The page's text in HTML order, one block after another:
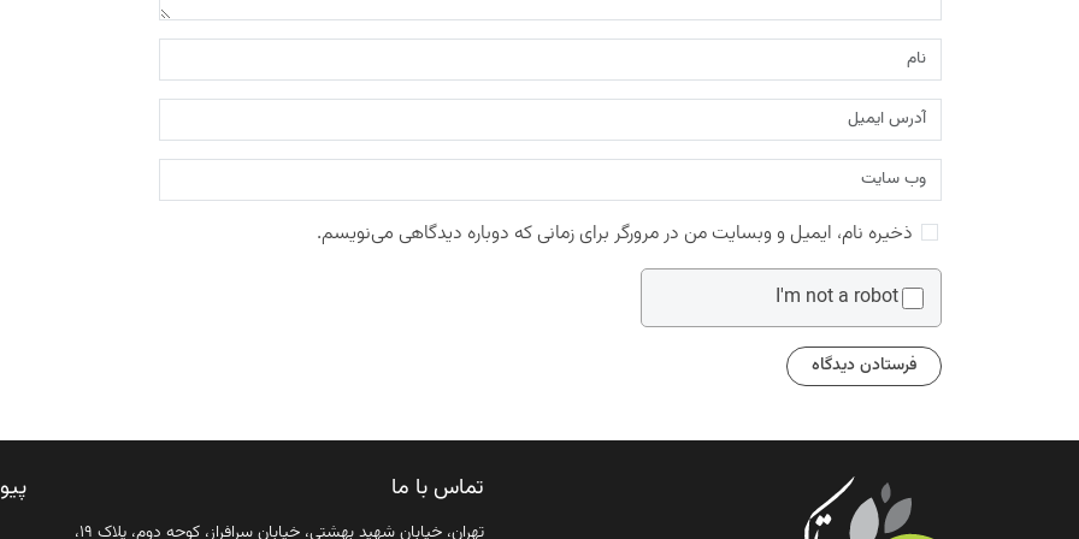
ذخیره نام، ایمیل و وبسایت من در مرورگر برای زمانی که دوباره دیدگاهی می‌نویسم.
I'm not a robot
تماس با ما
تهران، خیابان شهید بهشتی، خیابان سرافراز، کوچه دوم، پلاک ۱۹،